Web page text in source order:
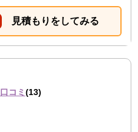
見積もりをしてみる
口コミ (13)